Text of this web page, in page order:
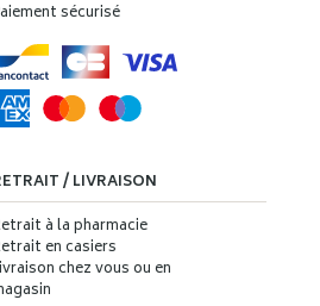
sécurisé
/ LIVRAISON
à la pharmacie
en casiers
chez vous ou en